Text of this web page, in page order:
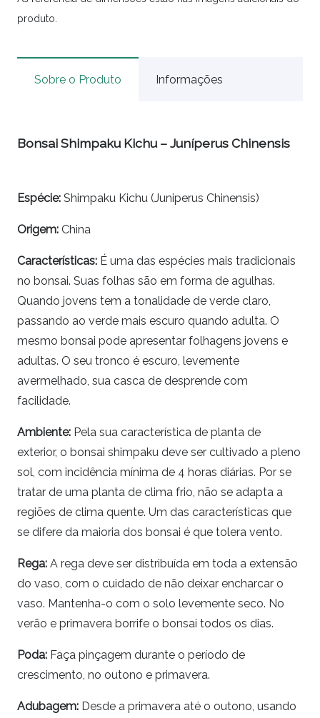
produto.
Sobre o Produto Informações
Bonsai Shimpaku Kichu – Juníperus Chinensis
Espécie: Shimpaku Kichu (Juniperus Chinensis)
Origem: China
Características: É uma das espécies mais tradicionais
no bonsai. Suas folhas são em forma de agulhas.
Quando jovens tem a tonalidade de verde claro,
passando ao verde mais escuro quando adulta. O
mesmo bonsai pode apresentar folhagens jovens e
adultas. O seu tronco é escuro, levemente
avermelhado, sua casca de desprende com
facilidade.
Ambiente: Pela sua característica de planta de
exterior, o bonsai shimpaku deve ser cultivado a pleno
sol, com incidência mínima de 4 horas diárias. Por se
tratar de uma planta de clima frio, não se adapta a
regiões de clima quente. Um das características que
se difere da maioria dos bonsai é que tolera vento.
Rega: A rega deve ser distribuída em toda a extensão
do vaso, com o cuidado de não deixar encharcar o
vaso. Mantenha-o com o solo levemente seco. No
verão e primavera borrife o bonsai todos os dias.
Poda: Faça pinçagem durante o período de
crescimento, no outono e primavera.
Adubagem: Desde a primavera até o outono, usando